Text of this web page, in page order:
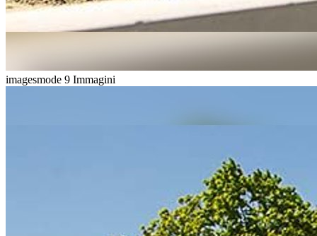
imagesmode 9 Immagini